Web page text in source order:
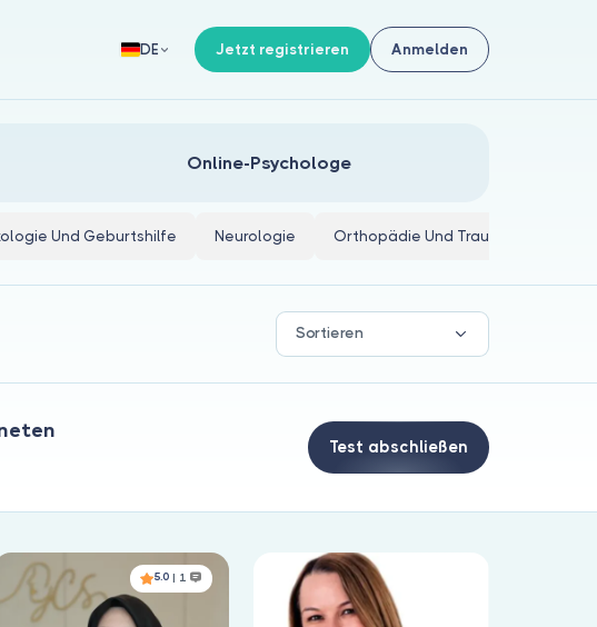
DE Jetzt registrieren Anmelden
Online-Psychologe
Und Geburtshilfe Neurologie Orthopädie Und Traumatologie
Sortieren
Test abschließen
5.0| 1